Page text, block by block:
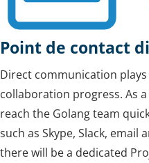
Point de contact
Direct communication
collaboration progress. As
reach the Golang team
such as Skype, Slack, email
there will be a dedicated